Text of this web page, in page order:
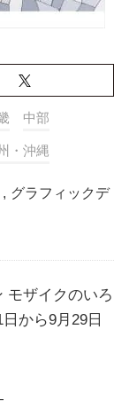
中部
・沖縄
, グラフィックデ
モザイクのいろ
から9月29日